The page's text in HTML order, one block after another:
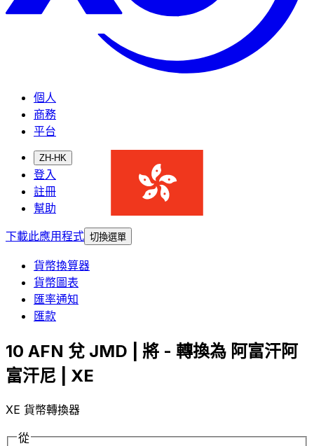
個人
商務
平台
ZH-HK
登入
註冊
幫助
下載此應用程式 切換選單
貨幣換算器
貨幣圖表
匯率通知
匯款
10 AFN 兌 JMD | 將 - 轉換為 阿富汗阿
富汗尼 | XE
XE 貨幣轉換器
從